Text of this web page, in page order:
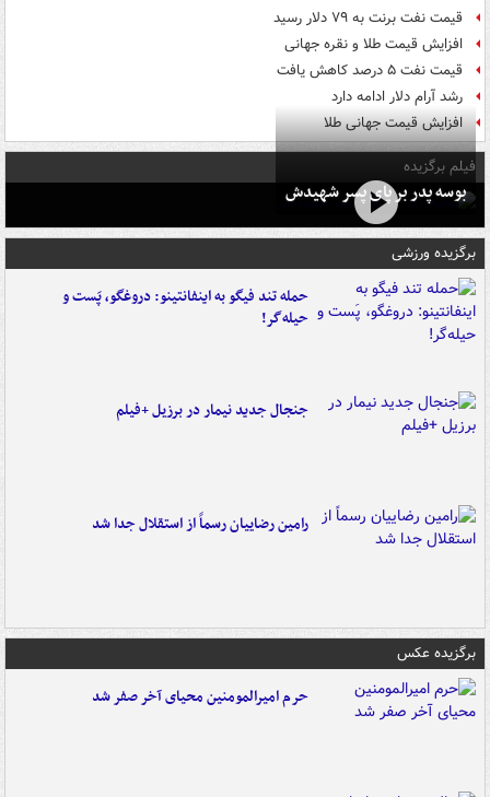
قیمت نفت برنت به ۷۹ دلار رسید
افزایش قیمت طلا و نقره جهانی
قیمت نفت ۵ درصد کاهش یافت
رشد آرام دلار ادامه دارد
افزایش قیمت جهانی طلا
فیلم برگزیده
بوسه‌ پدر بر پای پسر شهیدش
برگزیده ورزشی
حمله تند فیگو به اینفانتینو: دروغگو، پَست‌ و
حیله‌گر!
جنجال جدید نیمار در برزیل +فیلم
رامین رضاییان رسماً از استقلال جدا شد
برگزیده عکس
حرم امیرالمومنین محیای آخر صفر شد